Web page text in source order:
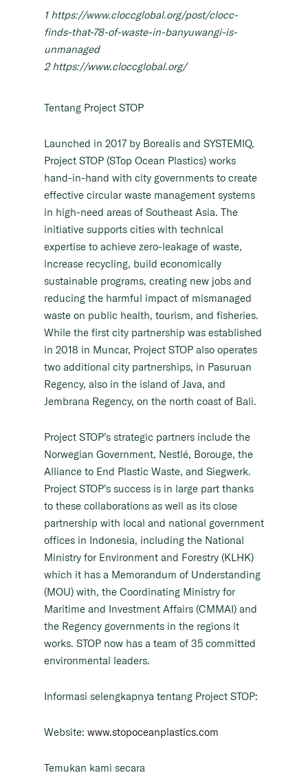
1 https://www.cloccglobal.org/post/clocc-
finds-that-78-of-waste-in-banyuwangi-is-
unmanaged
2 https://www.cloccglobal.org/
Tentang Project STOP
Launched in 2017 by Borealis and SYSTEMIQ,
Project STOP (STop Ocean Plastics) works
hand-in-hand with city governments to create
effective circular waste management systems
in high-need areas of Southeast Asia. The
initiative supports cities with technical
expertise to achieve zero-leakage of waste,
increase recycling, build economically
sustainable programs, creating new jobs and
reducing the harmful impact of mismanaged
waste on public health, tourism, and fisheries.
While the first city partnership was established
in 2018 in Muncar, Project STOP also operates
two additional city partnerships, in Pasuruan
Regency, also in the island of Java, and
Jembrana Regency, on the north coast of Bali.
Project STOP’s strategic partners include the
Norwegian Government, Nestlé, Borouge, the
Alliance to End Plastic Waste, and Siegwerk.
Project STOP’s success is in large part thanks
to these collaborations as well as its close
partnership with local and national government
offices in Indonesia, including the National
Ministry for Environment and Forestry (KLHK)
which it has a Memorandum of Understanding
(MOU) with, the Coordinating Ministry for
Maritime and Investment Affairs (CMMAI) and
the Regency governments in the regions it
works. STOP now has a team of 35 committed
environmental leaders.
Informasi selengkapnya tentang Project STOP:
Website: www.stopoceanplastics.com
Temukan kami secara